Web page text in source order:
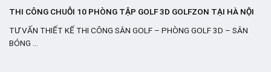
THI CÔNG CHUỖI 10 PHÒNG TẬP GOLF 3D GOLFZON TẠI HÀ NỘI
TƯ VẤN THIẾT KẾ THI CÔNG SÂN GOLF – PHÒNG GOLF 3D – SÂN
BÓNG ...